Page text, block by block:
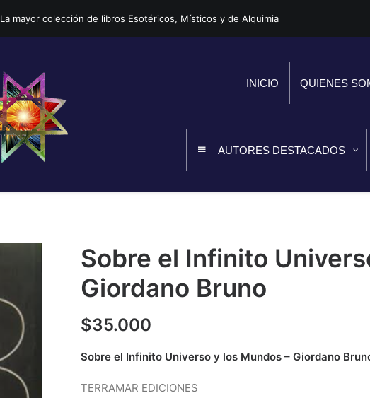
La mayor colección de libros Esotéricos, Místicos y de Alquimia
INICIO QUIENES
AUTORES DESTACADOS
Sobre el Infinito
Giordano Bruno
$35.000
Sobre el Infinito Universo y los Mundos – Giordano
TERRAMAR EDICIONES